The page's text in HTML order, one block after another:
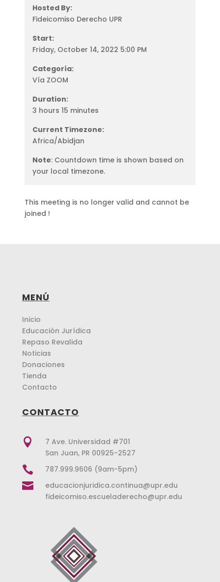
Hosted By:
Fideicomiso Derecho UPR
Start:
Friday, October 14, 2022 5:00 PM
Categoría:
Vía ZOOM
Duration:
3 hours 15 minutes
Current Timezone:
Africa/Abidjan
Note: Countdown time is shown based on
your local timezone.
This meeting is no longer valid and cannot be
joined !
MENÚ
Inicio
Educación Jurídica
Repaso Revalida
Noticias
Donaciones
Tienda
Contacto
CONTACTO

7 Ave. Universidad #701
San Juan, PR 00925-2527
 787.999.9606 (9am-5pm)

educacionjuridica.continua@upr.edu
fideicomiso.escueladerecho@upr.edu